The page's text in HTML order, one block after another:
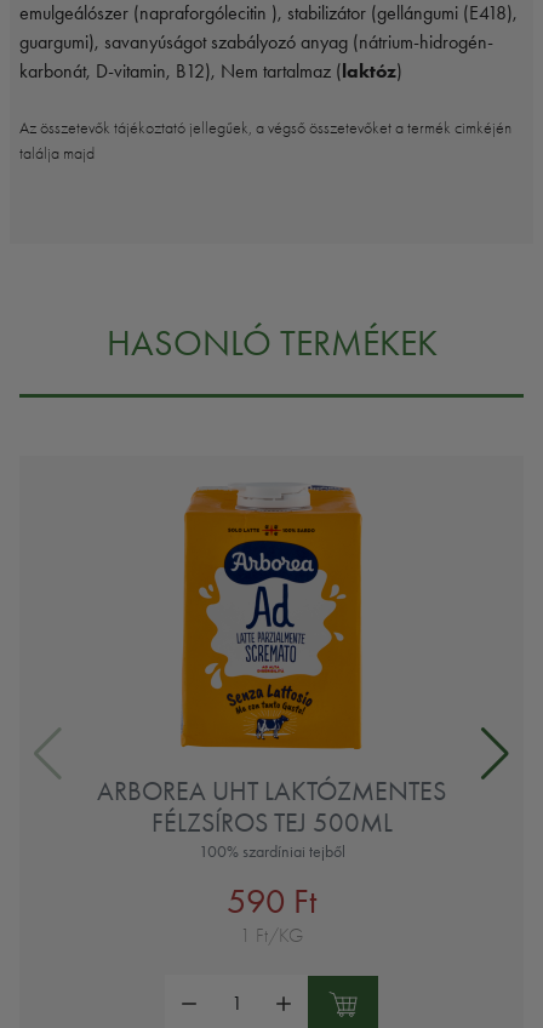
emulgeálószer (napraforgólecitin ), stabilizátor (gellángumi (E418),
guargumi), savanyúságot szabályozó anyag (nátrium-hidrogén-
karbonát, D-vitamin, B12), Nem tartalmaz ( laktóz)
Az összetevők tájékoztató jellegűek, a végső összetevőket a termék cimkéjén
találja majd
HASONLÓ TERMÉKEK
ARBOREA UHT LAKTÓZMENTES
FÉLZSÍROS TEJ 500ML
100% szardíniai tejből
590 Ft
1 Ft/KG